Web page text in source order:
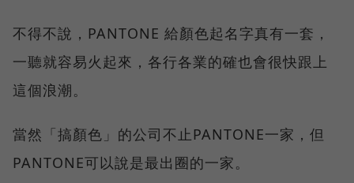
不得不說，PANTONE 給顏色起名字真有一套，
一聽就容易火起來，各行各業的確也會很快跟上
這個浪潮。
當然「搞顏色」的公司不止PANTONE一家，但
PANTONE可以說是最出圈的一家。